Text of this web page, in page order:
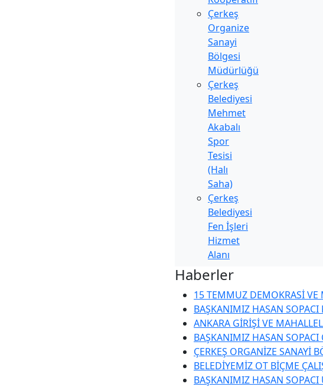
Çerkeş
Organize
Sanayi
Bölgesi
Müdürlüğü
Çerkeş
Belediyesi
Mehmet
Akabalı
Spor
Tesisi
(Halı
Saha)
Çerkeş
Belediyesi
Fen İşleri
Hizmet
Alanı
Haberler
15 TEMMUZ DEMOKRASİ VE
BAŞKANIMIZ HASAN SOPACI
ANKARA GİRİŞİ VE
BAŞKANIMIZ HASAN SOPACI
ÇERKEŞ ORGANİZE SANAYİ
BELEDİYEMİZ OT BİÇME
BAŞKANIMIZ HASAN SOPACI